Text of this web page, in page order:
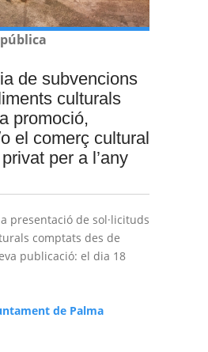
de subvencions
culturals
promoció,
el comerç cultural
per a l’any
presentació de sol·licituds
comptats des de
publicació: el dia 18
de Palma